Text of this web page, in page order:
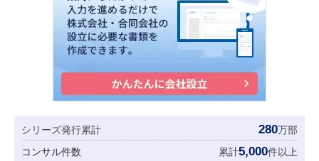
シリーズ発行累計 280万部
コンサル件数
累計5,000件以上